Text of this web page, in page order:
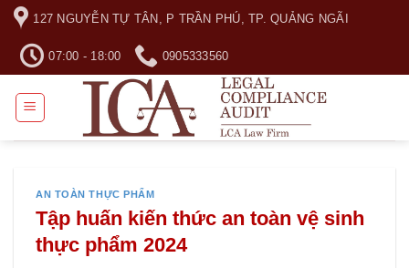
Skip
content
127 NGUYỄN TỰ TÂN, P TRẦN PHÚ, TP. QUẢNG NGÃI
07:00 - 18:00 0905333560
AN TOÀN THỰC PHẨM
Tập huấn kiến thức an toàn vệ sinh
thực phẩm 2024